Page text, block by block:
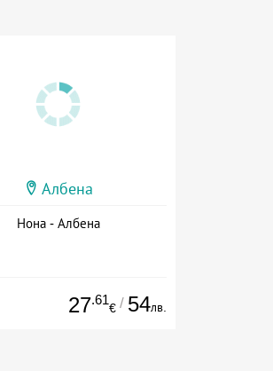
Албена
Нона - Албена
27.61
€ / 54лв.